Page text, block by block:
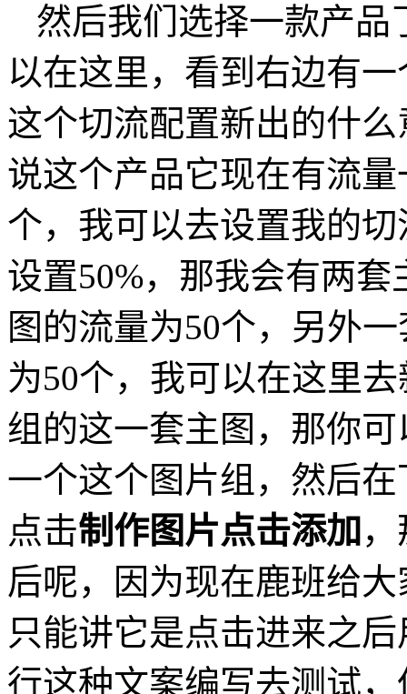
然后我们选择一款产品
以在这里，看到右边有一
这个切流配置新出的什
说这个产品它现在有流量
个，我可以去设置我的
设置50%，那我会有两套
图的流量为50个，另外
为50个，我可以在这里
组的这一套主图，那你
一个这个图片组，然后
点击制作图片点击添加
后呢，因为现在鹿班给
只能讲它是点击进来之
行这种文案编写去测试